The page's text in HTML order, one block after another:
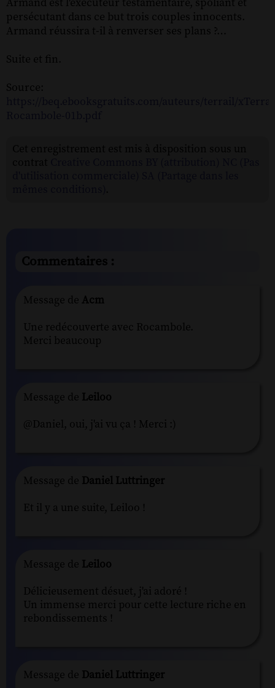
persécutant dans ce but trois couples innocents.
Armand réussira t-il à renverser ses plans ?…
Suite et fin.
Source:
Commentaires :
Message de Acm
Une redécouverte avec Rocambole.
Merci beaucoup
Message de Leiloo
@Daniel, oui, j'ai vu ça ! Merci :)
Message de Daniel Luttringer
Et il y a une suite, Leiloo !
Message de Leiloo
Délicieusement désuet, j'ai adoré !
Un immense merci pour cette lecture riche en
rebondissements !
Message de Daniel Luttringer